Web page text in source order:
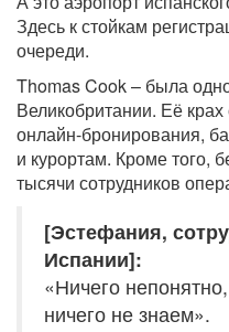
Здесь к стойкам
очереди.
Thomas Cook – была
Великобритании. Её
онлайн-бронирования,
и курортам. Кроме того,
тысячи сотрудников
[Эстефания,
Испании]:
«Ничего
ничего не знаем».